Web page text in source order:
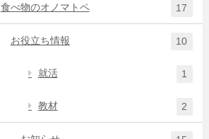
食べ物のオノマトペ 17
お役立ち情報 10
就活 1
教材 2